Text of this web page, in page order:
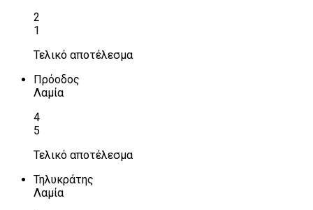
2
1
Τελικό αποτέλεσμα
Πρόοδος
Λαμία
4
5
Τελικό αποτέλεσμα
Τηλυκράτης
Λαμία